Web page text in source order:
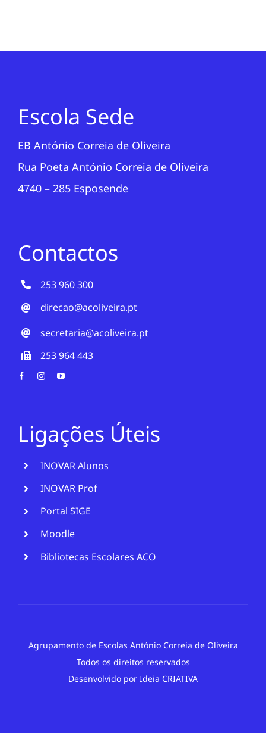
Escola Sede
EB António Correia de Oliveira
Rua Poeta António Correia de Oliveira
4740 – 285 Esposende
Contactos
253 960 300
direcao@acoliveira.pt
secretaria@acoliveira.pt
253 964 443
Ligações Úteis
INOVAR Alunos
INOVAR Prof
Portal SIGE
Moodle
Bibliotecas Escolares ACO
Agrupamento de Escolas António Correia de Oliveira
Todos os direitos reservados
Desenvolvido por Ideia CRIATIVA